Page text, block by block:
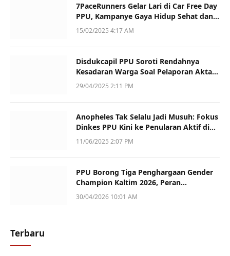
7PaceRunners Gelar Lari di Car Free Day
PPU, Kampanye Gaya Hidup Sehat dan
Dukung UMKM
15/02/2025 4:17 AM
Disdukcapil PPU Soroti Rendahnya
Kesadaran Warga Soal Pelaporan Akta
Kematian
29/04/2025 2:11 PM
Anopheles Tak Selalu Jadi Musuh: Fokus
Dinkes PPU Kini ke Penularan Aktif di
Sotek
11/06/2025 2:07 PM
PPU Borong Tiga Penghargaan Gender
Champion Kaltim 2026, Peran
Perempuan Jadi Sorotan
30/04/2026 10:01 AM
Terbaru